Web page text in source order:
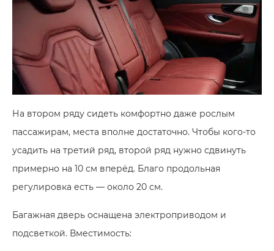
На втором ряду сидеть комфортно даже рослым
пассажирам, места вполне достаточно. Чтобы кого-то
усадить на третий ряд, второй ряд нужно сдвинуть
примерно на 10 см вперёд. Благо продольная
регулировка есть — около 20 см.
Багажная дверь оснащена электроприводом и
подсветкой. Вместимость: